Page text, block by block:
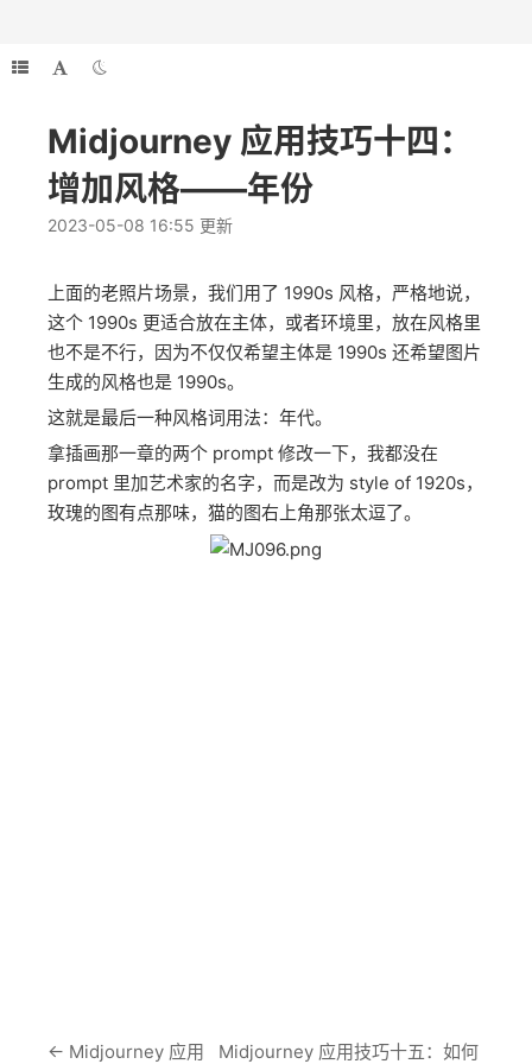
Midjourney 应用技巧十四：
增加风格——年份
2023-05-08 16:55 更新
上面的老照片场景，我们用了 1990s 风格，严格地说，
这个 1990s 更适合放在主体，或者环境里，放在风格里
也不是不行，因为不仅仅希望主体是 1990s 还希望图片
生成的风格也是 1990s。
这就是最后一种风格词用法：年代。
拿插画那一章的两个 prompt 修改一下，我都没在
prompt 里加艺术家的名字，而是改为 style of 1920s，
玫瑰的图有点那味，猫的图右上角那张太逗了。
← Midjourney 应用 Midjourney 应用技巧十五：如何